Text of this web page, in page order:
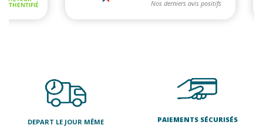
DEPART LE JOUR MÊME
PAIEMENTS SÉCURISÉS